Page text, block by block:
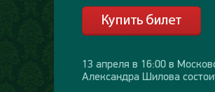
13 апреля в 16:00 в
Александра Шилова